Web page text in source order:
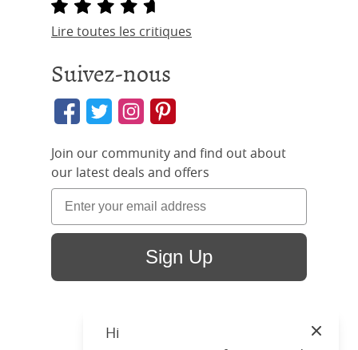
Lire toutes les critiques
Suivez-nous
Join our community and find out about
our latest deals and offers
Sign Up
Hi
Close